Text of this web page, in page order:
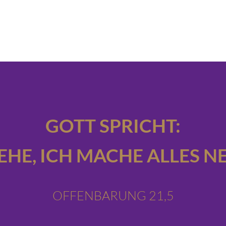
GOTT SPRICHT:
ICH MACHE ALLES
OFFENBARUNG 21,5